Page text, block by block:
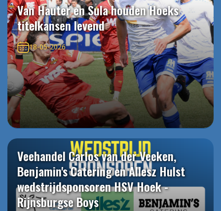
Van Hauter en Sula houden Hoeks
titelkansen levend
18-05-2026
Veehandel Carlos van der Veeken,
Benjamin's Catering en Allesz Hulst
wedstrijdsponsoren HSV Hoek -
Rijnsburgse Boys